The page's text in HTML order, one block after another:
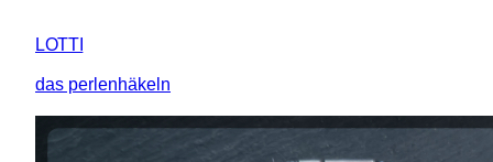
LOTTI
das perlenhäkeln